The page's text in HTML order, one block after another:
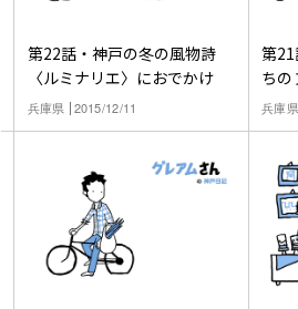
第22話・神戸の冬の風物詩
〈ルミナリエ〉におでかけ
兵庫県 2015/12/11
第
ちの
兵庫県